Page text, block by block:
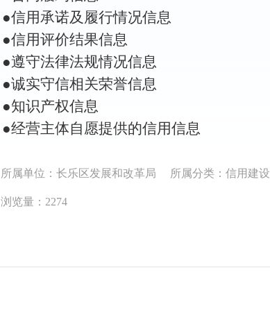
●信用承诺及履行情况信息
●信用评价结果信息
●遵守法律法规情况信息
●诚实守信相关荣誉信息
●知识产权信息
●经营主体自愿提供的信用信息
所属单位：长乐区发展和改革局 所属分类：信用建设
浏览量：2274